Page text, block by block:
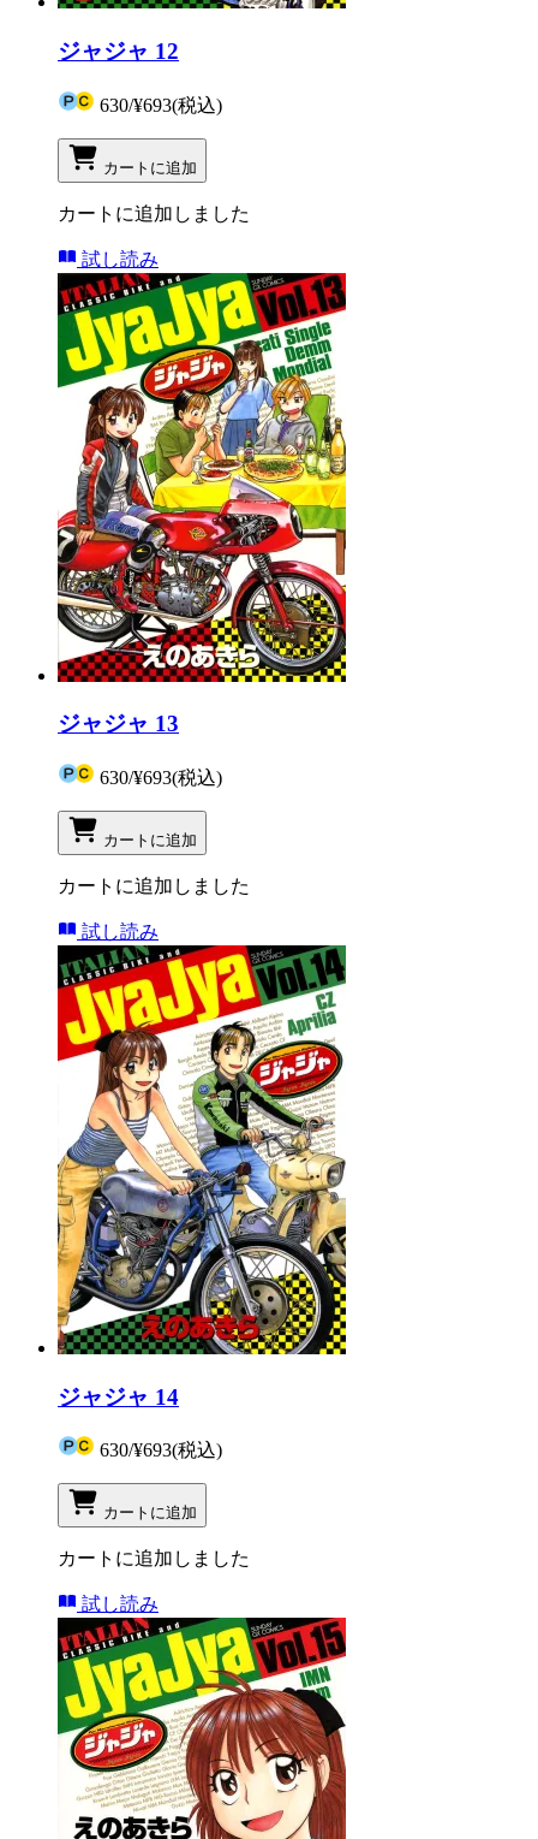
ジャジャ 12
630/¥693(税込)
カートに追加
カートに追加しました
試し読み
ジャジャ 13
630/¥693(税込)
カートに追加
カートに追加しました
試し読み
ジャジャ 14
630/¥693(税込)
カートに追加
カートに追加しました
試し読み